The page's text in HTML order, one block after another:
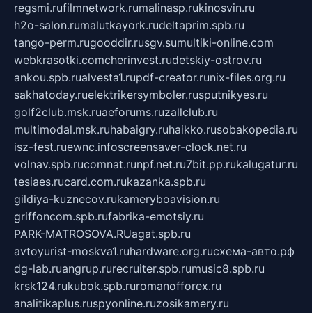
regsmi.rufilmnetwork.rumalinasp.rukinosvin.ru
h2o-salon.rumalutkayork.rudeltaprim.spb.ru
tango-perm.rugooddir.rusgv.sumultiki-online.com
webkrasotki.comcherinvest.rudetskiy-ostrov.ru
ankou.spb.rualvesta1.rupdf-creator.runix-files.org.ru
sakhatoday.ruelektrikersymboler.rusputnikyes.ru
golf2club.msk.ruaeforums.ruzallclub.ru
multimodal.msk.ruhabaigry.ruhaikko.rusobakopedia.ru
isz-fest.ruewnc.infoscreensaver-clock.net.ru
volnav.spb.rucomnat.runpf.net.ru7bit.pp.rukalugatur.ru
tesiaes.rucard.com.rukazanka.spb.ru
gildiya-kuznecov.rukameryboavision.ru
griffoncom.spb.rufabrika-emotsiy.ru
PARK-MATROSOVA.RUagat.spb.ru
avtoyurist-moskva1.ruhardware.org.ruсхема-авто.рф
dg-lab.ruangrup.rurecruiter.spb.rumusic8.spb.ru
krsk124.rukubok.spb.ruromanofforex.ru
analitikaplus.ruspyonline.ruzosikamery.ru